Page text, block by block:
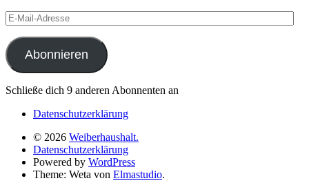
E-
Mail-
Adresse
Abonnieren
Schließe dich 9 anderen Abonnenten an
Datenschutzerklärung
© 2026 Weiberhaushalt.
Datenschutzerklärung
Powered by WordPress
Theme: Weta von Elmastudio.